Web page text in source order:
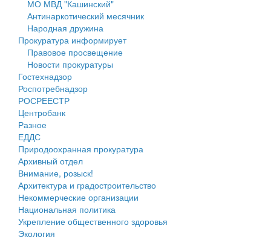
Правила землепользования и застройки
Генеральные планы
Проекты планировки территории
Собрание депутатов
Городское поселение
Сельские поселения
МО МВД "Кашинский"
Антинаркотический месячник
Народная дружина
Прокуратура информирует
Правовое просвещение
Новости прокуратуры
Гостехнадзор
Роспотребнадзор
РОСРЕЕСТР
Центробанк
Разное
ЕДДС
Природоохранная прокуратура
Архивный отдел
Внимание, розыск!
Архитектура и градостроительство
Некоммерческие организации
Национальная политика
Укрепление общественного здоровья
Экология